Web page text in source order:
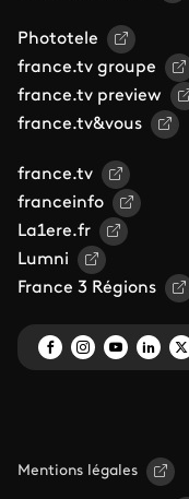
Phototele
france.tv groupe
france.tv preview
france.tv&vous
france.tv
franceinfo
La1ere.fr
Lumni
France 3 Régions
Mentions légales